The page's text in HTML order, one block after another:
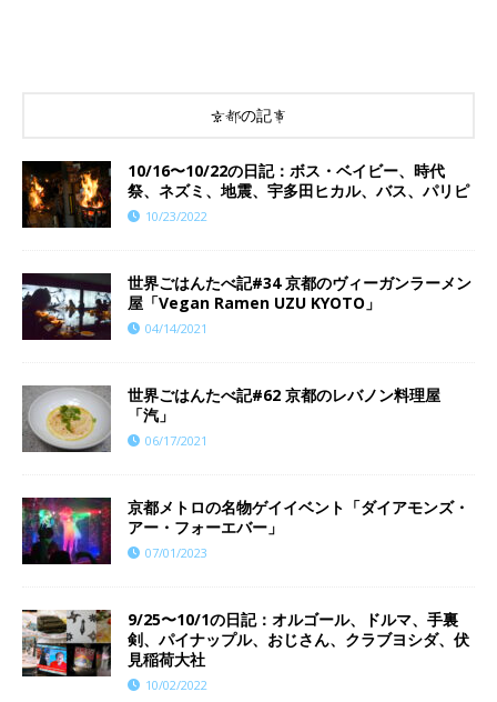
京都の記事
10/16〜10/22の日記：ボス・ベイビー、時代
祭、ネズミ、地震、宇多田ヒカル、バス、パリピ
10/23/2022
世界ごはんたべ記#34 京都のヴィーガンラーメン
屋「Vegan Ramen UZU KYOTO」
04/14/2021
世界ごはんたべ記#62 京都のレバノン料理屋
「汽」
06/17/2021
京都メトロの名物ゲイイベント「ダイアモンズ・
アー・フォーエバー」
07/01/2023
9/25〜10/1の日記：オルゴール、ドルマ、手裏
剣、パイナップル、おじさん、クラブヨシダ、伏
見稲荷大社
10/02/2022